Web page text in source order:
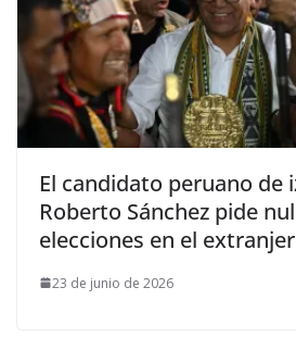
El candidato peruano de
Roberto Sánchez pide
elecciones en el
23 de junio de 2026